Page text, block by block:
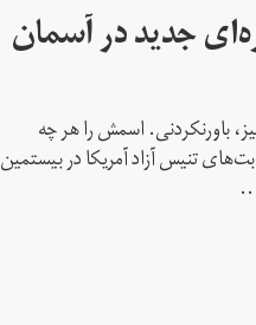
جدید در آسمان
باورنکردنی. اسمش را هر چه
تنیس آزاد آمریکا در بیستمین